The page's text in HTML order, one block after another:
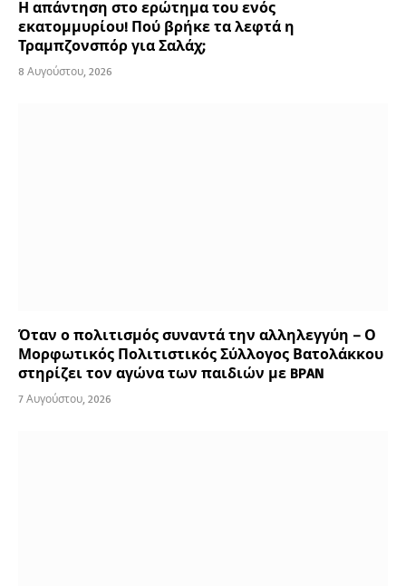
Η απάντηση στο ερώτημα του ενός
εκατομμυρίου! Πού βρήκε τα λεφτά η
Τραμπζονσπόρ για Σαλάχ;
8 Αυγούστου, 2026
Όταν ο πολιτισμός συναντά την αλληλεγγύη – Ο
Μορφωτικός Πολιτιστικός Σύλλογος Βατολάκκου
στηρίζει τον αγώνα των παιδιών με BPAN
7 Αυγούστου, 2026